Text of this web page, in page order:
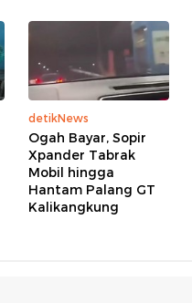
detikNews
Ogah Bayar, Sopir
Xpander Tabrak
Mobil hingga
Hantam Palang GT
Kalikangkung